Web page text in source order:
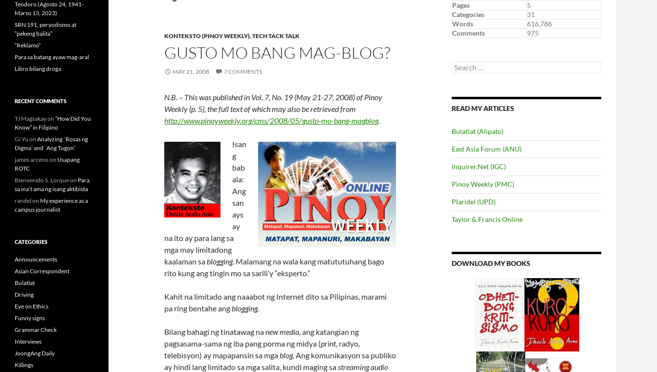
KONTEKSTO (PINOY WEEKLY),TECH TACK TALK
GUSTO MO BANG MAG-BLOG?
MAY 21, 2008 7 COMMENTS
N.B. – This was published in Vol. 7, No. 19 (May 21-27, 2008) of Pinoy
Weekly (p. 5), the full text of which may also be retrieved from
http://www.pinoyweekly.org/cms/2008/05/gusto-mo-bang-magblog.
Isan
g
bab
ala:
Ang
san
ays
ay
na ito ay para lang sa
mga may limitadong
kaalaman sablogging. Malamang na wala kang matututuhang bago
rito kung ang tingin mo sa sarili’y “eksperto.”
Kahit na limitado ang naaabot ng Internet dito sa Pilipinas, marami
pa ring bentahe angblogging.
Bilang bahagi ng tinatawag nanew media, ang katangian ng
pagsasama-sama ng iba pang porma ng midya (print, radyo,
telebisyon) ay mapapansin sa mgablog. Ang komunikasyon sa publiko
ay hindi lang limitado sa mga salita, kundi maging sastreaming audio
Pages
5
Categories
31
Words
616,786
Comments
975
Search
for:
READ MY ARTICLES
Bulatlat (Alipato)
East Asia Forum (ANU)
Inquirer.Net (IGC)
Pinoy Weekly (PMC)
Plaridel (UPD)
Taylor & Francis Online
DOWNLOAD MY BOOKS
Teodoro (Agosto 24, 1941-
Marso 13, 2023)
SRN 191, peryodismo at
“pekeng balita”
“Reklamo”
Para sa batang ayaw mag-aral
Libro bilang droga
RECENT COMMENTS
TJ Magsakayon “How Did You
Know” in Filipino
Gi Yu on Analyzing `Rosas ng
Digma’ and `Ang Tugon’
james arcenoon Usapang
ROTC
Bienvenido S. Lorqueon Para
sa ina’t ama ng isang aktibista
randel on My experience as a
campus journalist
CATEGORIES
Announcements
Asian Correspondent
Bulatlat
Driving
Eye on Ethics
Funny signs
Grammar Check
Interviews
JoongAng Daily
Killings